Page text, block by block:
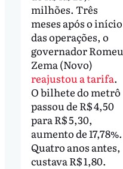
milhões. Três
meses após o início
das operações, o
governador Romeu
Zema (Novo)
reajustou a tarifa.
O bilhete do metrô
passou de R$ 4,50
para R$ 5,30,
aumento de 17,78%.
Quatro anos antes,
custava R$ 1,80.